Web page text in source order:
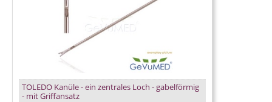
TOLEDO Kanüle - ein zentrales Loch - gabelförmig
- mit Griffansatz